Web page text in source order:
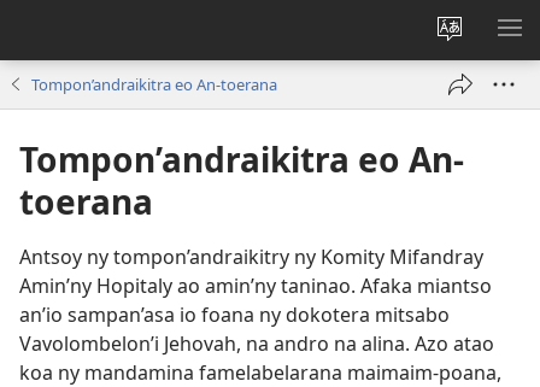
Hiova
fiteny
Tompon’andraikitra eo An-toerana
Tompon’andraikitra eo An-
toerana
Antsoy ny tompon’andraikitry ny Komity Mifandray
Amin’ny Hopitaly ao amin’ny taninao. Afaka miantso
an’io sampan’asa io foana ny dokotera mitsabo
Vavolombelon’i Jehovah, na andro na alina. Azo atao
koa ny mandamina famelabelarana maimaim-poana,